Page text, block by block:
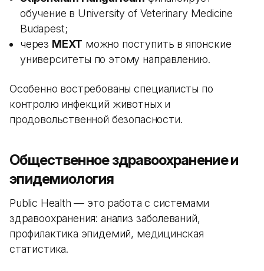
обучение в University of Veterinary Medicine
Budapest;
через MEXT можно поступить в японские
университеты по этому направлению.
Особенно востребованы специалисты по
контролю инфекций животных и
продовольственной безопасности.
Общественное здравоохранение и
эпидемиология
Public Health — это работа с системами
здравоохранения: анализ заболеваний,
профилактика эпидемий, медицинская
статистика.